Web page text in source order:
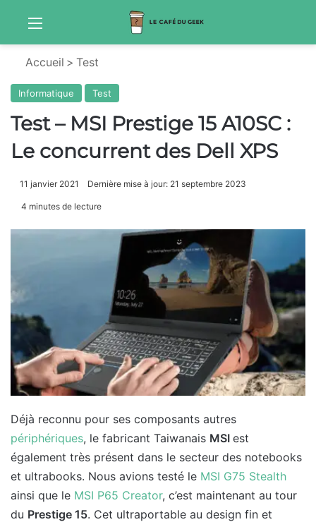
Menu
Accueil > Test
Informatique Test
Test – MSI Prestige 15 A10SC :
Le concurrent des Dell XPS
11 janvier 2021 Dernière mise à jour: 21 septembre 2023
4 minutes de lecture
Déjà reconnu pour ses composants autres
périphériques, le fabricant Taiwanais MSI est
également très présent dans le secteur des notebooks
et ultrabooks. Nous avions testé le MSI G75 Stealth
ainsi que le MSI P65 Creator, c’est maintenant au tour
du Prestige 15. Cet ultraportable au design fin et